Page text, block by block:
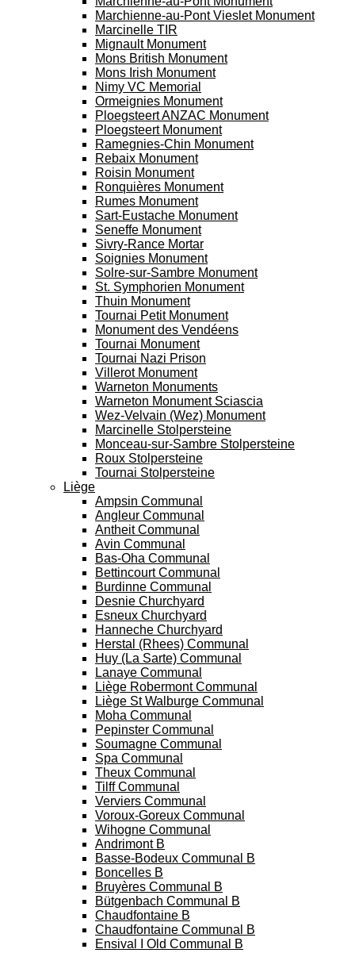
Marchienne-au-Pont Vieslet Monument
Marcinelle TIR
Mignault Monument
Mons British Monument
Mons Irish Monument
Nimy VC Memorial
Ormeignies Monument
Ploegsteert ANZAC Monument
Ploegsteert Monument
Ramegnies-Chin Monument
Rebaix Monument
Roisin Monument
Ronquières Monument
Rumes Monument
Sart-Eustache Monument
Seneffe Monument
Sivry-Rance Mortar
Soignies Monument
Solre-sur-Sambre Monument
St. Symphorien Monument
Thuin Monument
Tournai Petit Monument
Monument des Vendéens
Tournai Monument
Tournai Nazi Prison
Villerot Monument
Warneton Monuments
Warneton Monument Sciascia
Wez-Velvain (Wez) Monument
Marcinelle Stolpersteine
Monceau-sur-Sambre Stolpersteine
Roux Stolpersteine
Tournai Stolpersteine
Liège
Ampsin Communal
Angleur Communal
Antheit Communal
Avin Communal
Bas-Oha Communal
Bettincourt Communal
Burdinne Communal
Desnie Churchyard
Esneux Churchyard
Hanneche Churchyard
Herstal (Rhees) Communal
Huy (La Sarte) Communal
Lanaye Communal
Liège Robermont Communal
Liège St Walburge Communal
Moha Communal
Pepinster Communal
Soumagne Communal
Spa Communal
Theux Communal
Tilff Communal
Verviers Communal
Voroux-Goreux Communal
Wihogne Communal
Andrimont B
Basse-Bodeux Communal B
Boncelles B
Bruyères Communal B
Bütgenbach Communal B
Chaudfontaine B
Chaudfontaine Communal B
Ensival I Old Communal B